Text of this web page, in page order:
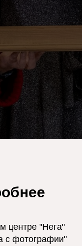
центре "Нега"
с фотографии"